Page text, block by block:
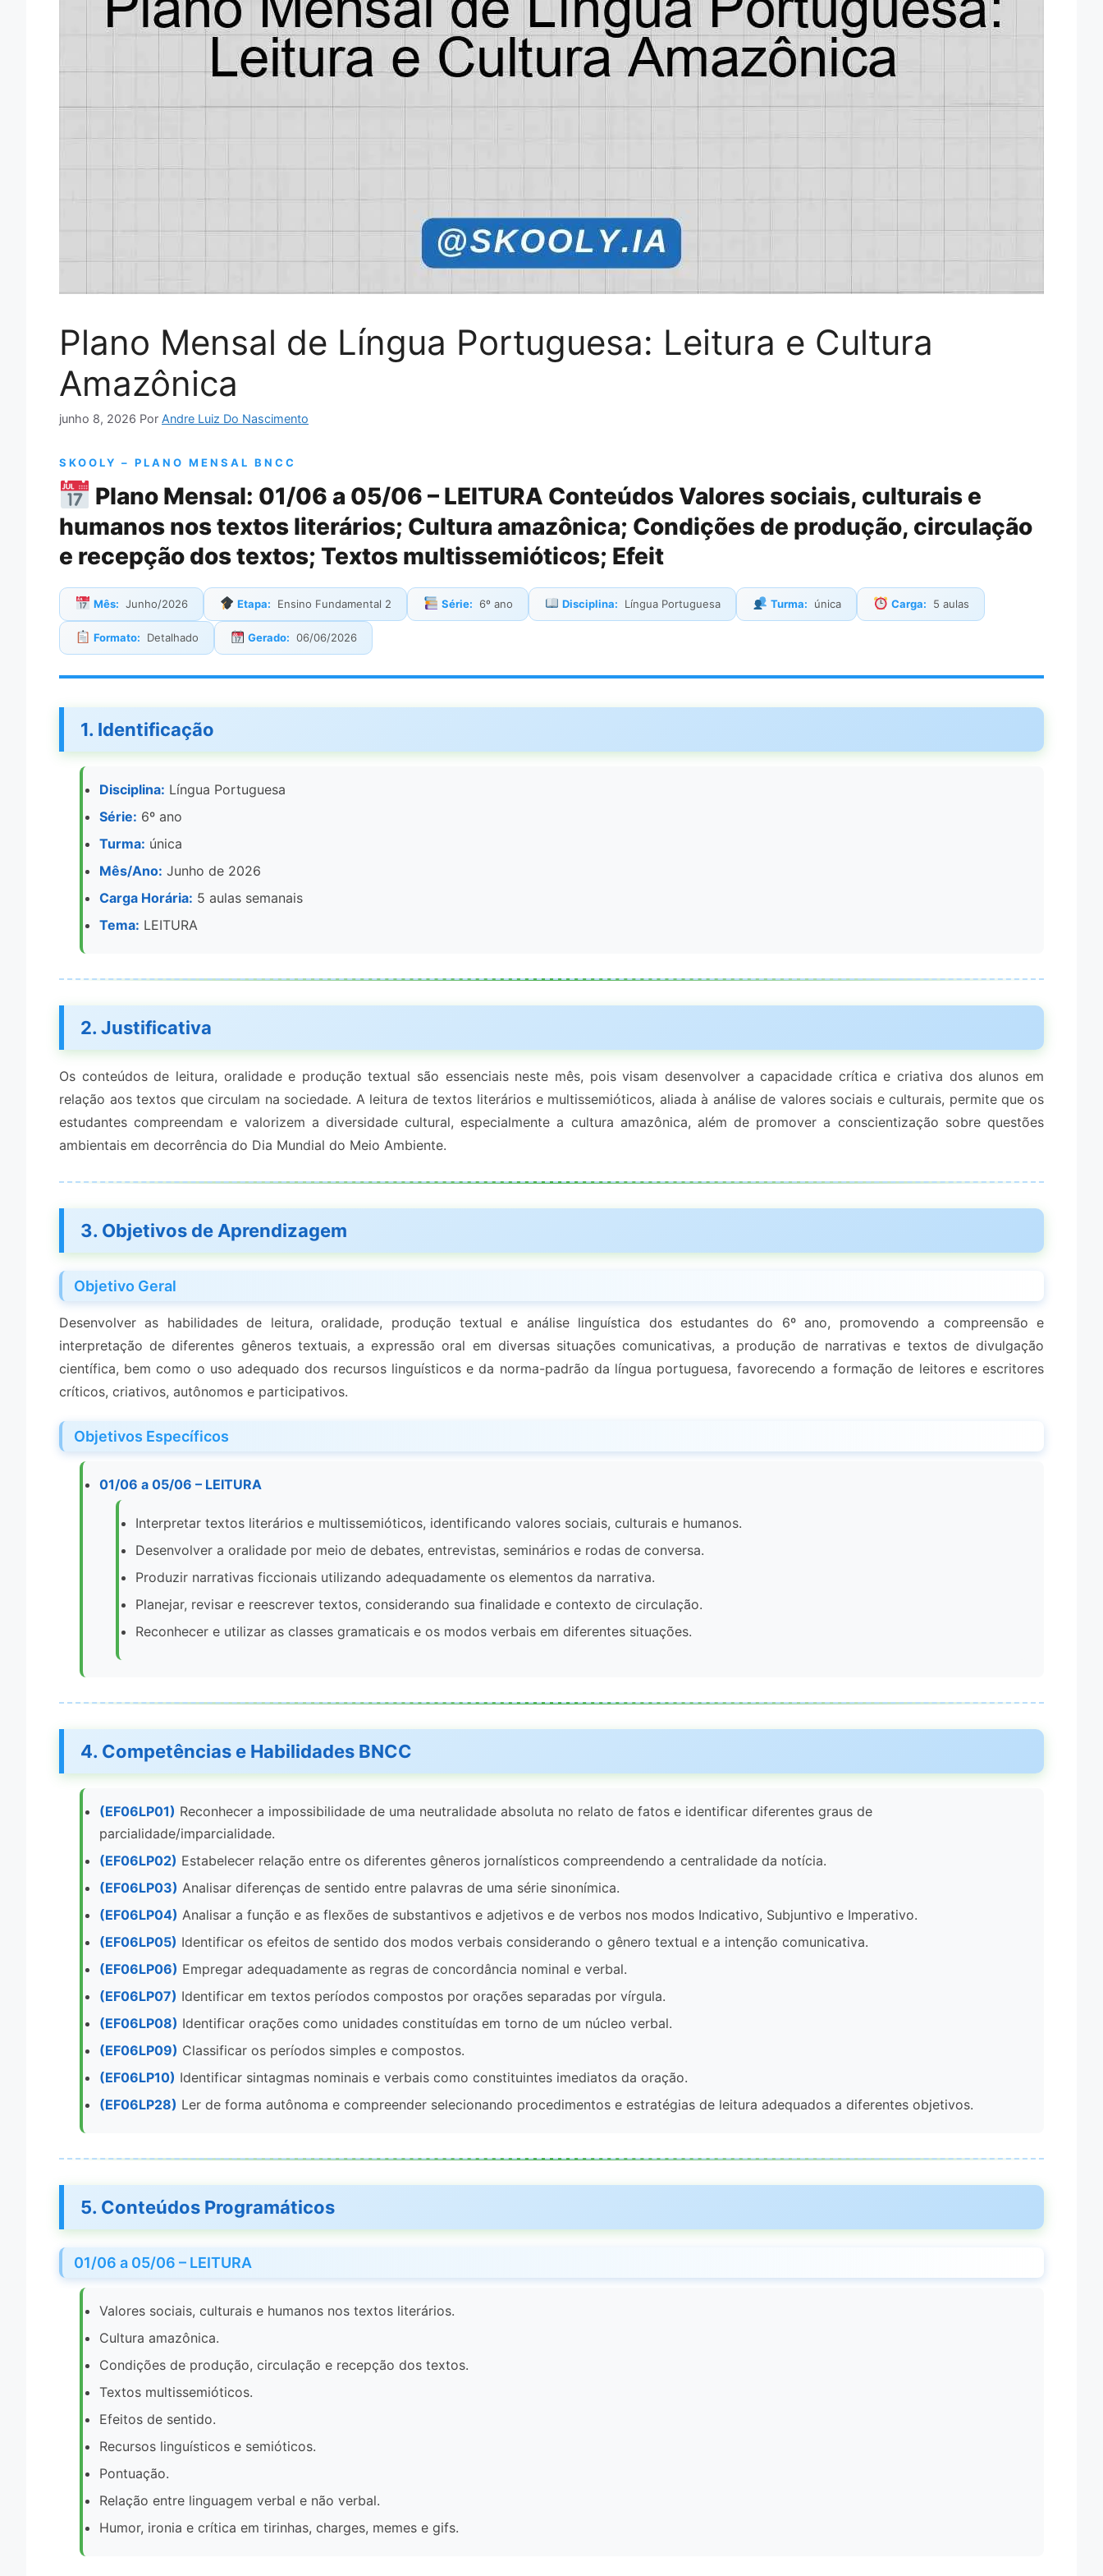
Plano Mensal de Língua Portuguesa: Leitura e Cultura
Amazônica
junho 8, 2026 Por Andre Luiz Do Nascimento
SKOOLY – PLANO MENSAL BNCC
Plano Mensal: 01/06 a 05/06 – LEITURA Conteúdos Valores sociais, culturais e
humanos nos textos literários; Cultura amazônica; Condições de produção, circulação
e recepção dos textos; Textos multissemióticos; Efeit
Mês: Junho/2026 Etapa: Ensino Fundamental 2 Série: 6º ano Disciplina: Língua Portuguesa Turma: única Carga: 5 aulas
Formato: Detalhado Gerado: 06/06/2026
1. Identificação
Disciplina: Língua Portuguesa
Série: 6º ano
Turma: única
Mês/Ano: Junho de 2026
Carga Horária: 5 aulas semanais
Tema: LEITURA
2. Justificativa
Os conteúdos de leitura, oralidade e produção textual são essenciais neste mês, pois visam desenvolver a capacidade crítica e criativa dos alunos em
relação aos textos que circulam na sociedade. A leitura de textos literários e multissemióticos, aliada à análise de valores sociais e culturais, permite que os
estudantes compreendam e valorizem a diversidade cultural, especialmente a cultura amazônica, além de promover a conscientização sobre questões
ambientais em decorrência do Dia Mundial do Meio Ambiente.
3. Objetivos de Aprendizagem
Objetivo Geral
Desenvolver as habilidades de leitura, oralidade, produção textual e análise linguística dos estudantes do 6º ano, promovendo a compreensão e
interpretação de diferentes gêneros textuais, a expressão oral em diversas situações comunicativas, a produção de narrativas e textos de divulgação
científica, bem como o uso adequado dos recursos linguísticos e da norma-padrão da língua portuguesa, favorecendo a formação de leitores e escritores
críticos, criativos, autônomos e participativos.
Objetivos Específicos
01/06 a 05/06 – LEITURA
Interpretar textos literários e multissemióticos, identificando valores sociais, culturais e humanos.
Desenvolver a oralidade por meio de debates, entrevistas, seminários e rodas de conversa.
Produzir narrativas ficcionais utilizando adequadamente os elementos da narrativa.
Planejar, revisar e reescrever textos, considerando sua finalidade e contexto de circulação.
Reconhecer e utilizar as classes gramaticais e os modos verbais em diferentes situações.
4. Competências e Habilidades BNCC
(EF06LP01) Reconhecer a impossibilidade de uma neutralidade absoluta no relato de fatos e identificar diferentes graus de
parcialidade/imparcialidade.
(EF06LP02) Estabelecer relação entre os diferentes gêneros jornalísticos compreendendo a centralidade da notícia.
(EF06LP03) Analisar diferenças de sentido entre palavras de uma série sinonímica.
(EF06LP04) Analisar a função e as flexões de substantivos e adjetivos e de verbos nos modos Indicativo, Subjuntivo e Imperativo.
(EF06LP05) Identificar os efeitos de sentido dos modos verbais considerando o gênero textual e a intenção comunicativa.
(EF06LP06) Empregar adequadamente as regras de concordância nominal e verbal.
(EF06LP07) Identificar em textos períodos compostos por orações separadas por vírgula.
(EF06LP08) Identificar orações como unidades constituídas em torno de um núcleo verbal.
(EF06LP09) Classificar os períodos simples e compostos.
(EF06LP10) Identificar sintagmas nominais e verbais como constituintes imediatos da oração.
(EF06LP28) Ler de forma autônoma e compreender selecionando procedimentos e estratégias de leitura adequados a diferentes objetivos.
5. Conteúdos Programáticos
01/06 a 05/06 – LEITURA
Valores sociais, culturais e humanos nos textos literários.
Cultura amazônica.
Condições de produção, circulação e recepção dos textos.
Textos multissemióticos.
Efeitos de sentido.
Recursos linguísticos e semióticos.
Pontuação.
Relação entre linguagem verbal e não verbal.
Humor, ironia e crítica em tirinhas, charges, memes e gifs.